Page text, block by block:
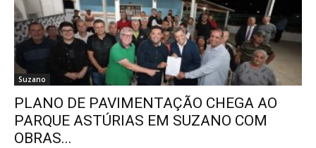
Suzano
PLANO DE PAVIMENTAÇÃO CHEGA AO
PARQUE ASTÚRIAS EM SUZANO COM
OBRAS...